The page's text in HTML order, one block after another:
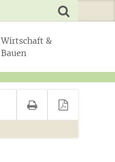
Wirtschaft &
Bauen